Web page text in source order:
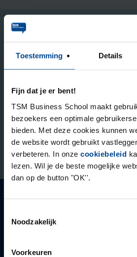
Toestemming Details
Fijn dat je er bent!
TSM Business School maakt
bezoekers een optimale
bieden. Met deze cookies kunnen
de website wordt gebruikt
verbeteren. In onze cookiebeleid
lezen. Wil je de beste mogelijke
dan op de button "OK''.
Noodzakelijk
Voorkeuren
Op de hoogte
Elk kwartaal sturen we nieuw
inspiratiesessies en relevante
Stuur mij de nieuwsbrief
Deelnemers beoordelen